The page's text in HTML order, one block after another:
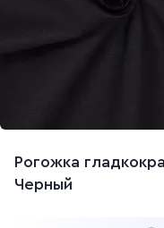
Рогожка
Черный